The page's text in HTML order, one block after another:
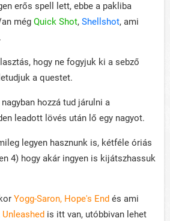
erős spell lett, ebbe a pakliba
még Quick Shot, Shellshot, ami
hogy ne fogyjuk ki a sebző
a questet.
hozzá tud járulni a
leadott lövés után lő egy nagyot.
legyen hasznunk is, kétféle óriás
4) hogy akár ingyen is kijátszhassuk
Yogg-Saron, Hope's End és ami
Unleashed is itt van, utóbbivan lehet